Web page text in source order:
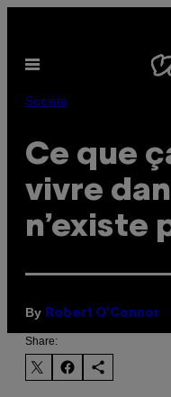
content
Open
Société
Ce que
vivre
n’existe
By Robert O'Connor
Share: